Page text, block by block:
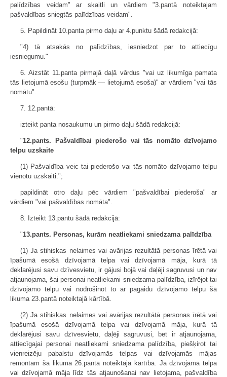
palīdzības veidam" ar skaitli un vārdiem "3.pantā noteiktajam
pašvaldības sniegtās palīdzības veidam".
5. Papildināt 10.panta pirmo daļu ar 4.punktu šādā redakcijā:
"4) tā atsakās no palīdzības, iesniedzot par to attiecīgu
iesniegumu."
6. Aizstāt 11.panta pirmajā daļā vārdus "vai uz likumīga pamata
tās lietojumā esošu (turpmāk — lietojumā esoša)" ar vārdiem "vai tās
nomātu".
7. 12.pantā:
izteikt panta nosaukumu un pirmo daļu šādā redakcijā:
"12.pants. Pašvaldībai piederošo vai tās nomāto dzīvojamo
telpu uzskaite
(1) Pašvaldība veic tai piederošo vai tās nomāto dzīvojamo telpu
vienotu uzskaiti.";
papildināt otro daļu pēc vārdiem "pašvaldībai piederoša" ar
vārdiem "vai pašvaldības nomāta".
8. Izteikt 13.pantu šādā redakcijā:
"13.pants. Personas, kurām neatliekami sniedzama palīdzība
(1) Ja stihiskas nelaimes vai avārijas rezultātā personas īrētā vai
īpašumā esošā dzīvojamā telpa vai dzīvojamā māja, kurā tā
deklarējusi savu dzīvesvietu, ir gājusi bojā vai daļēji sagruvusi un nav
atjaunojama, šai personai neatliekami sniedzama palīdzība, izīrējot tai
dzīvojamo telpu vai nodrošinot to ar pagaidu dzīvojamo telpu šā
likuma 23.pantā noteiktajā kārtībā.
(2) Ja stihiskas nelaimes vai avārijas rezultātā personas īrētā vai
īpašumā esošā dzīvojamā telpa vai dzīvojamā māja, kurā tā
deklarējusi savu dzīvesvietu, daļēji sagruvusi, bet ir atjaunojama,
attiecīgajai personai neatliekami sniedzama palīdzība, piešķirot tai
vienreizēju pabalstu dzīvojamās telpas vai dzīvojamās mājas
remontam šā likuma 26.pantā noteiktajā kārtībā. Ja dzīvojamā telpa
vai dzīvojamā māja līdz tās atjaunošanai nav lietojama, pašvaldība